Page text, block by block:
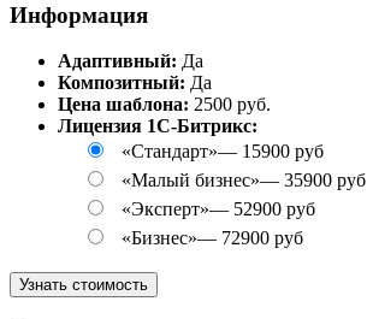
Информация
Адаптивный: Да
Композитный: Да
Цена шаблона: 2500 руб.
Лицензия 1С-Битрикс:
«Стандарт»— 15900 руб
«Малый бизнес»— 35900 руб
«Эксперт»— 52900 руб
«Бизнес»— 72900 руб
Узнать стоимость